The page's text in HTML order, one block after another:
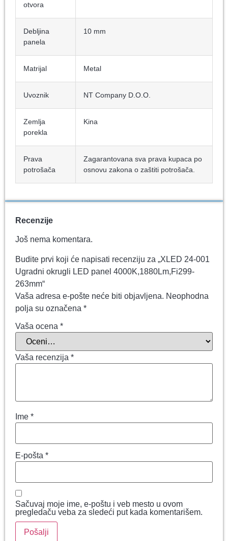
otvora
Debljina
panela
10 mm
Matrijal Metal
Uvoznik NT Company D.O.O.
Zemlja
porekla
Kina
Prava
potrošača
Zagarantovana sva prava kupaca po
osnovu zakona o zaštiti potrošača.
Recenzije
Još nema komentara.
Budite prvi koji će napisati recenziju za „XLED 24-001
Ugradni okrugli LED panel 4000K,1880Lm,Fi299-
263mm“
Vaša adresa e-pošte neće biti objavljena. Neophodna
polja su označena *
Vaša ocena *
Vaša recenzija *
Ime *
E-pošta *
Sačuvaj moje ime, e-poštu i veb mesto u ovom
pregledaču veba za sledeći put kada komentarišem.